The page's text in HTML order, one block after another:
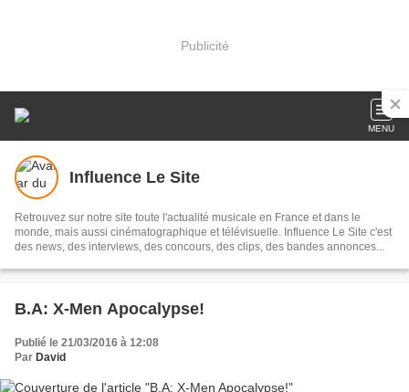
Publicité
MENU
Influence Le Site
Retrouvez sur notre site toute l'actualité musicale en France et dans le
monde, mais aussi cinématographique et télévisuelle. Influence Le Site c'est
des news, des interviews, des concours, des clips, des bandes annonces...
B.A: X-Men Apocalypse!
Publié le 21/03/2016 à 12:08
Par David